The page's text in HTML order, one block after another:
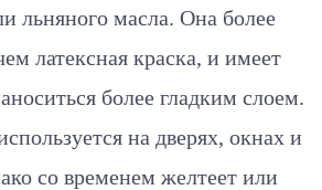
льняного масла. Она более
латексная краска, и имеет
более гладким слоем.
на дверях, окнах и
со временем желтеет или